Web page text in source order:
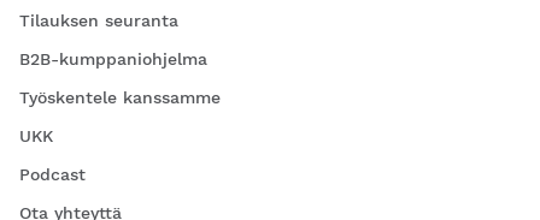
Tilauksen seuranta
B2B-kumppaniohjelma
Työskentele kanssamme
UKK
Podcast
Ota yhteyttä